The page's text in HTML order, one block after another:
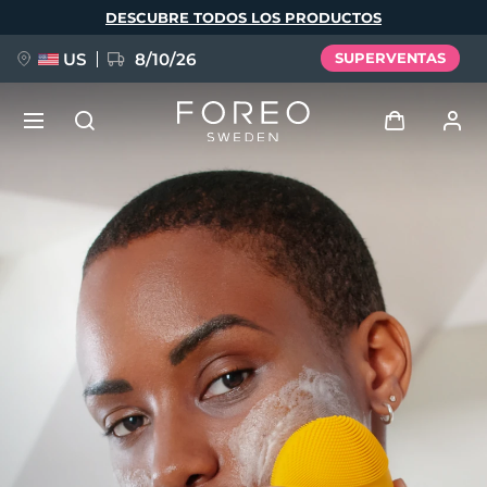
DESCUBRE TODOS LOS PRODUCTOS
US 8/10/26 SUPERVENTAS
Iniciar sesión
Perfil de usuario
Mis dispositivos
Mis pedidos
Mis direcciones
Mis suscripciones
NUEVO
FAQ™ Pure Beauty-Tech Elixir
BREAKING NEWS
issa™ Teeth Whitening Set
Idioma
English Deutsch
Español
Français
Italiano
Português
Svenska
Русский
Türkçe
简体中文 繁體中文